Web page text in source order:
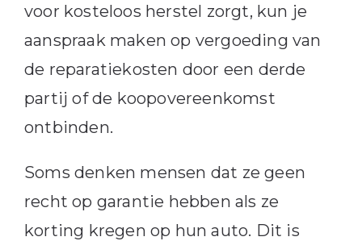
voor kosteloos herstel zorgt, kun je
aanspraak maken op vergoeding van
de reparatiekosten door een derde
partij of de koopovereenkomst
ontbinden.
Soms denken mensen dat ze geen
recht op garantie hebben als ze
korting kregen op hun auto. Dit is